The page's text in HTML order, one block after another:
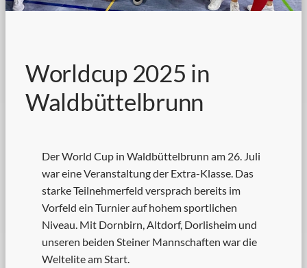
Worldcup 2025 in
Waldbüttelbrunn
Der World Cup in Waldbüttelbrunn am 26. Juli
war eine Veranstaltung der Extra-Klasse. Das
starke Teilnehmerfeld versprach bereits im
Vorfeld ein Turnier auf hohem sportlichen
Niveau. Mit Dornbirn, Altdorf, Dorlisheim und
unseren beiden Steiner Mannschaften war die
Weltelite am Start.